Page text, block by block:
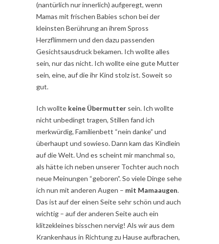
(nantürlich nur innerlich) aufgeregt, wenn
Mamas mit frischen Babies schon bei der
kleinsten Berührung an ihrem Spross
Herzflimmern und den dazu passenden
Gesichtsausdruck bekamen. Ich wollte alles
sein, nur das nicht. Ich wollte eine gute Mutter
sein, eine, auf die ihr Kind stolz ist. Soweit so
gut.
Ich wollte keine Übermutter sein. Ich wollte
nicht unbedingt tragen, Stillen fand ich
merkwürdig, Familienbett “nein danke” und
überhaupt und sowieso. Dann kam das Kindlein
auf die Welt. Und es scheint mir manchmal so,
als hätte ich neben unserer Tochter auch noch
neue Meinungen “geboren”. So viele Dinge sehe
ich nun mit anderen Augen – mit Mamaaugen.
Das ist auf der einen Seite sehr schön und auch
wichtig – auf der anderen Seite auch ein
klitzekleines bisschen nervig! Als wir aus dem
Krankenhaus in Richtung zu Hause aufbrachen,